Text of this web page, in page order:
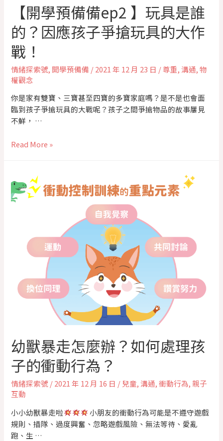
【開學預備備ep2 】玩具是誰
的？因應孩子爭搶玩具的大作
戰！
情緒探索號, 開學預備備 /2021 年 12 月 23 日 /尊重,溝通,物
權觀念
你是家有雙寶、三寶甚至四寶的多寶家庭嗎？是不是也會面
臨到孩子爭搶玩具的大戰呢？孩子之間爭搶物品的故事屢見
不鮮， …
Read More »
幼獸暴走怎麼辦？如何處理孩
子的衝動行為？
情緒探索號/2021 年 12 月 16 日 / 兒童,溝通,衝動行為,親子
互動
小小幼獸暴走啦
小朋友的衝動行為可能是不遵守遊戲
規則、插隊、過度興奮、忽略遊戲風險、無法等待、愛亂
跑、生 …